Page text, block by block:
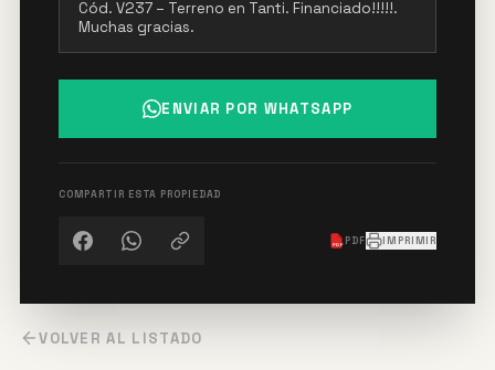
ENVIAR POR WHATSAPP
COMPARTIR ESTA PROPIEDAD
PDF PDF IMPRIMIR
VOLVER AL LISTADO